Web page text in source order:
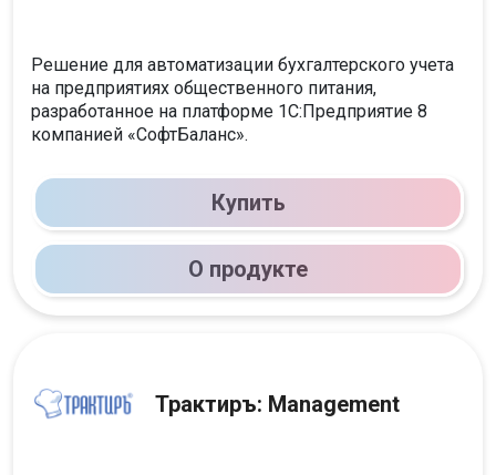
Решение для автоматизации бухгалтерского учета
на предприятиях общественного питания,
разработанное на платформе 1С:Предприятие 8
компанией «СофтБаланс».
Купить
О продукте
Трактиръ: Management